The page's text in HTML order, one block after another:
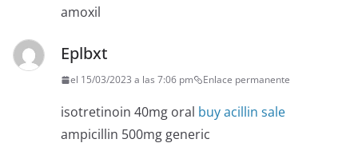
amoxil
Eplbxt
el 15/03/2023 a las 7:06 pm Enlace permanente
isotretinoin 40mg oral buy acillin sale
ampicillin 500mg generic